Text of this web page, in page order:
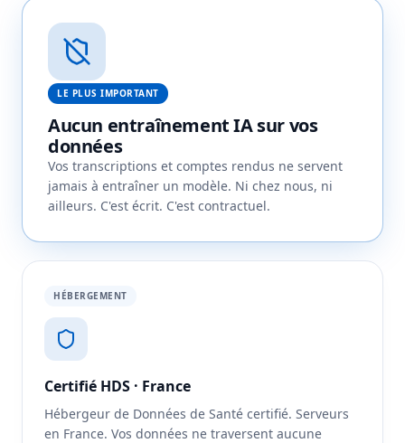
LE PLUS IMPORTANT
Aucun entraînement IA sur vos
données
Vos transcriptions et comptes rendus ne servent
jamais à entraîner un modèle. Ni chez nous, ni
ailleurs. C'est écrit. C'est contractuel.
HÉBERGEMENT
Certifié HDS · France
Hébergeur de Données de Santé certifié. Serveurs
en France. Vos données ne traversent aucune